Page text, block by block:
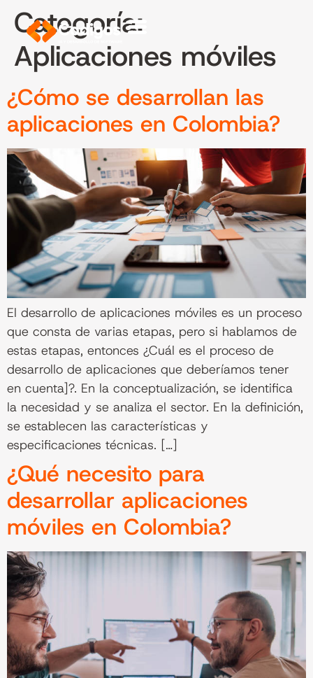
Categoría:
Aplicaciones móviles
¿Cómo se desarrollan las
aplicaciones en Colombia?
El desarrollo de aplicaciones móviles es un proceso
que consta de varias etapas, pero si hablamos de
estas etapas, entonces ¿Cuál es el proceso de
desarrollo de aplicaciones que deberíamos tener
en cuenta]?. En la conceptualización, se identifica
la necesidad y se analiza el sector. En la definición,
se establecen las características y
especificaciones técnicas. […]
¿Qué necesito para
desarrollar aplicaciones
móviles en Colombia?